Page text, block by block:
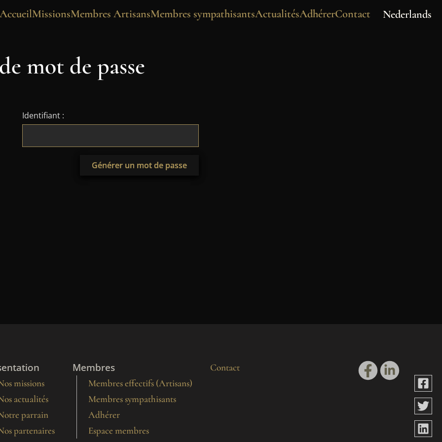
AccueilMissionsMembres ArtisansMembres sympathisantsActualitésAdhérerContact Nederlands
mot de passe
Identifiant :
Générer un mot de passe
missions
actualités
parrain
partenaires
Membres
Membres effectifs (Artisans)
Membres sympathisants
Adhérer
Espace membres
Contact